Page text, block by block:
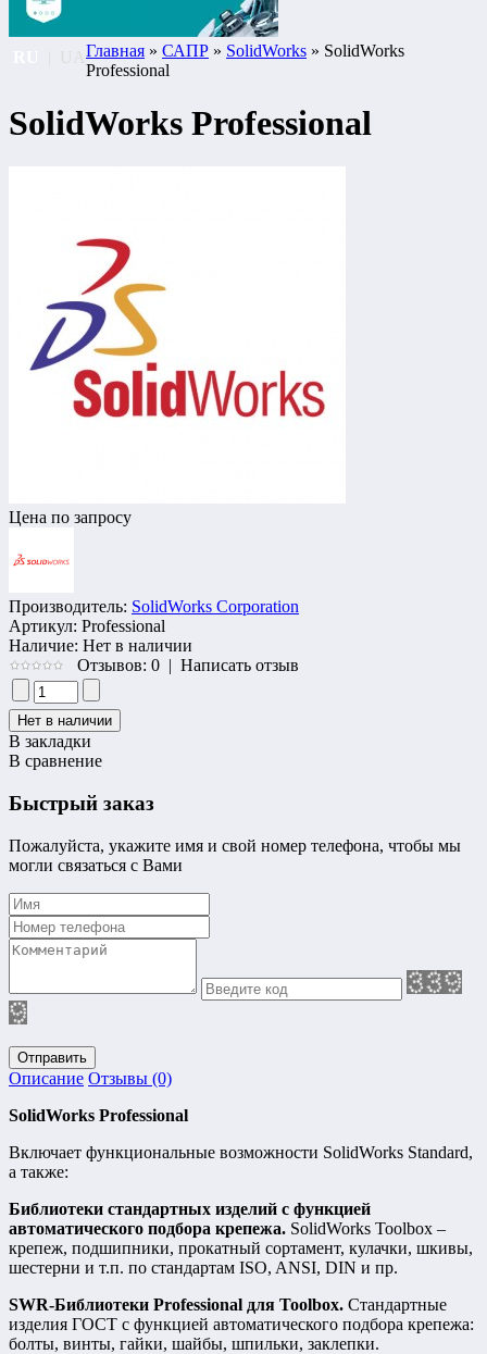
Главная » САПР » SolidWorks » SolidWorks
Professional
SolidWorks Professional
Цена по запросу
Производитель: SolidWorks Corporation
Артикул: Professional
Наличие: Нет в наличии
Отзывов: 0 | Написать отзыв
В закладки
В сравнение
Быстрый заказ
Пожалуйста, укажите имя и свой номер телефона, чтобы мы
могли связаться с Вами
Отправить
Описание Отзывы (0)
SolidWorks Professional
Включает функциональные возможности SolidWorks Standard,
а также:
Библиотеки стандартных изделий с функцией
автоматического подбора крепежа. SolidWorks Toolbox –
крепеж, подшипники, прокатный сортамент, кулачки, шкивы,
шестерни и т.п. по стандартам ISO, ANSI, DIN и пр.
SWR-Библиотеки Professional для Toolbox. Стандартные
изделия ГОСТ с функцией автоматического подбора крепежа:
болты, винты, гайки, шайбы, шпильки, заклепки.